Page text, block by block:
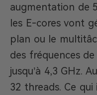
augmentation de
les E-cores vont
plan ou le
des fréquences
jusqu’à 4,3 GHz.
32 threads. Ce